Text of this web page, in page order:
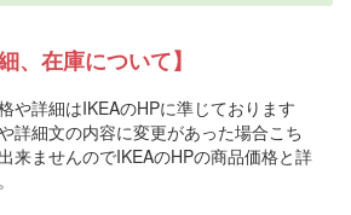
、在庫について】
や詳細はIKEAのHPに準じております
詳細文の内容に変更があった場合こち
来ませんのでIKEAのHPの商品価格と詳